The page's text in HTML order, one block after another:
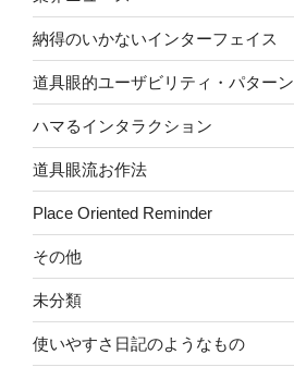
納得のいかないインターフェイス
道具眼的ユーザビリティ・パターン
ハマるインタラクション
道具眼流お作法
Place Oriented Reminder
その他
未分類
使いやすさ日記のようなもの